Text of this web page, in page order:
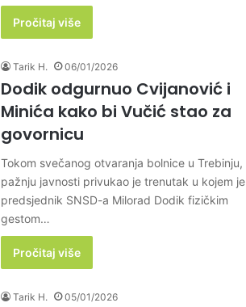
Pročitaj više
Tarik H. 06/01/2026
Dodik odgurnuo Cvijanović i
Minića kako bi Vučić stao za
govornicu
Tokom svečanog otvaranja bolnice u Trebinju,
pažnju javnosti privukao je trenutak u kojem je
predsjednik SNSD-a Milorad Dodik fizičkim
gestom…
Pročitaj više
Tarik H. 05/01/2026